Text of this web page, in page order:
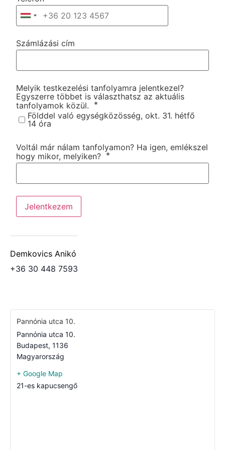
Számlázási cím
Melyik testkezelési tanfolyamra jelentkezel?
Egyszerre többet is választhatsz az aktuális
tanfolyamok közül. *
Földdel való egységközösség, okt. 31. hétfő
14 óra
Voltál már nálam tanfolyamon? Ha igen, emlékszel
hogy mikor, melyiken? *
Jelentkezem
Demkovics Anikó
+36 30 448 7593
Pannónia utca 10.
Pannónia utca 10.
Budapest, 1136
Magyarország
+ Google Map
21-es kapucsengő